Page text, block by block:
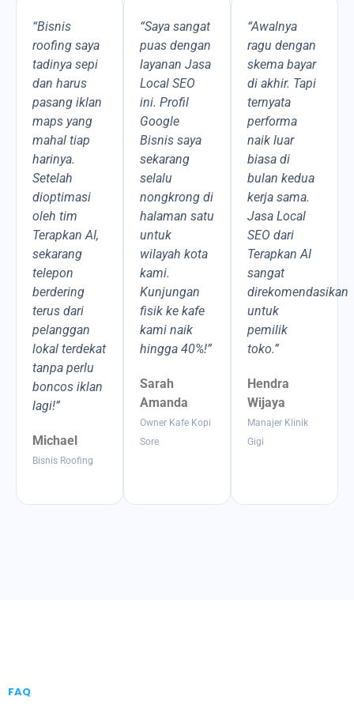
“Bisnis
roofing saya
tadinya sepi
dan harus
pasang iklan
maps yang
mahal tiap
harinya.
Setelah
dioptimasi
oleh tim
Terapkan AI,
sekarang
telepon
berdering
terus dari
pelanggan
lokal terdekat
tanpa perlu
boncos iklan
lagi!”
Michael
Bisnis Roofing
“Saya sangat
puas dengan
layanan Jasa
Local SEO
ini. Profil
Google
Bisnis saya
sekarang
selalu
nongkrong di
halaman satu
untuk
wilayah kota
kami.
Kunjungan
fisik ke kafe
kami naik
hingga 40%!”
Sarah
Amanda
Owner Kafe Kopi
Sore
“Awalnya
ragu dengan
skema bayar
di akhir. Tapi
ternyata
performa
naik luar
biasa di
bulan kedua
kerja sama.
Jasa Local
SEO dari
Terapkan AI
sangat
direkomendasikan
untuk
pemilik
toko.”
Hendra
Wijaya
Manajer Klinik
Gigi
FAQ